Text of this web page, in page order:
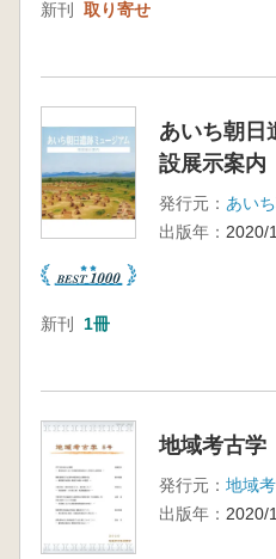
新刊 取り寄せ
あいち朝
設展示案内
発行元： あい
出版年： 2020/
新刊 1冊
地域考古
発行元： 地域
出版年： 2020/